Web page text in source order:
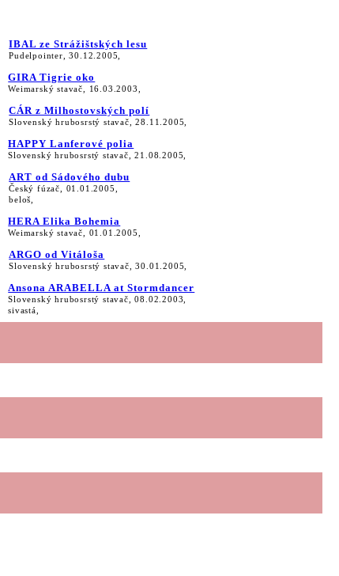
IBAL ze Strážištských lesu
Pudelpointer, 30.12.2005,
GIRA Tigrie oko
Weimarský stavač, 16.03.2003,
CÁR z Milhostovských polí
Slovenský hrubosrstý stavač, 28.11.2005,
HAPPY Lanferové polia
Slovenský hrubosrstý stavač, 21.08.2005,
ART od Sádového dubu
Český fúzač, 01.01.2005,
beloš,
HERA Elika Bohemia
Weimarský stavač, 01.01.2005,
ARGO od Vitáloša
Slovenský hrubosrstý stavač, 30.01.2005,
Ansona ARABELLA at Stormdancer
Slovenský hrubosrstý stavač, 08.02.2003,
sivastá,